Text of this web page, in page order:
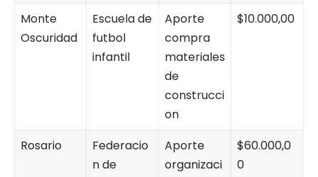
Monte
Oscuridad
Escuela de
futbol
infantil
Aporte
compra
materiales
de
construcci
on
$10.000,00
Rosario
Federacio
n de
Aporte
organizaci
$60.000,0
0